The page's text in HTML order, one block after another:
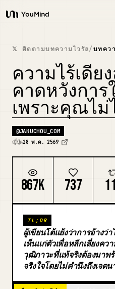
YouMind
ภาพรวม
กรณีการใช้งาน
ทักษะ
พรอมต์
ราคา
บล็อก
𝕏 ติดตามบทความไวรัล/บทคว
ความไร้เดีย
คาดหวังการ
เพราะคุณไม่
@JAKUCHOU_COM
ญี่ปุ่น28 พ.ค. 2569
867K 737
TL;DR
ผู้เขียนโต้แย้งว่าการอ้างว่
เห็นแก่ตัวเพื่อหลีกเลี่ยงคว
วุฒิภาวะที่แท้จริงต้องมาพ
จริงใจโดยไม่คำนึงถึงเจตน